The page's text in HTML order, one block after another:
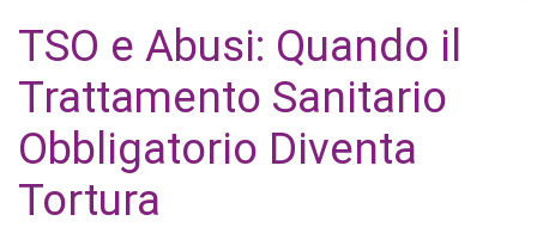
TSO e Abusi: Quando il
Trattamento Sanitario
Obbligatorio Diventa
Tortura